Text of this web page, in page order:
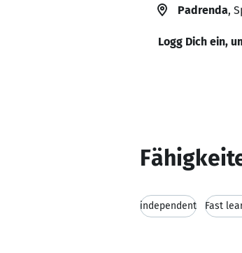
Padrenda,
Logg Dich ein,
independent Fast